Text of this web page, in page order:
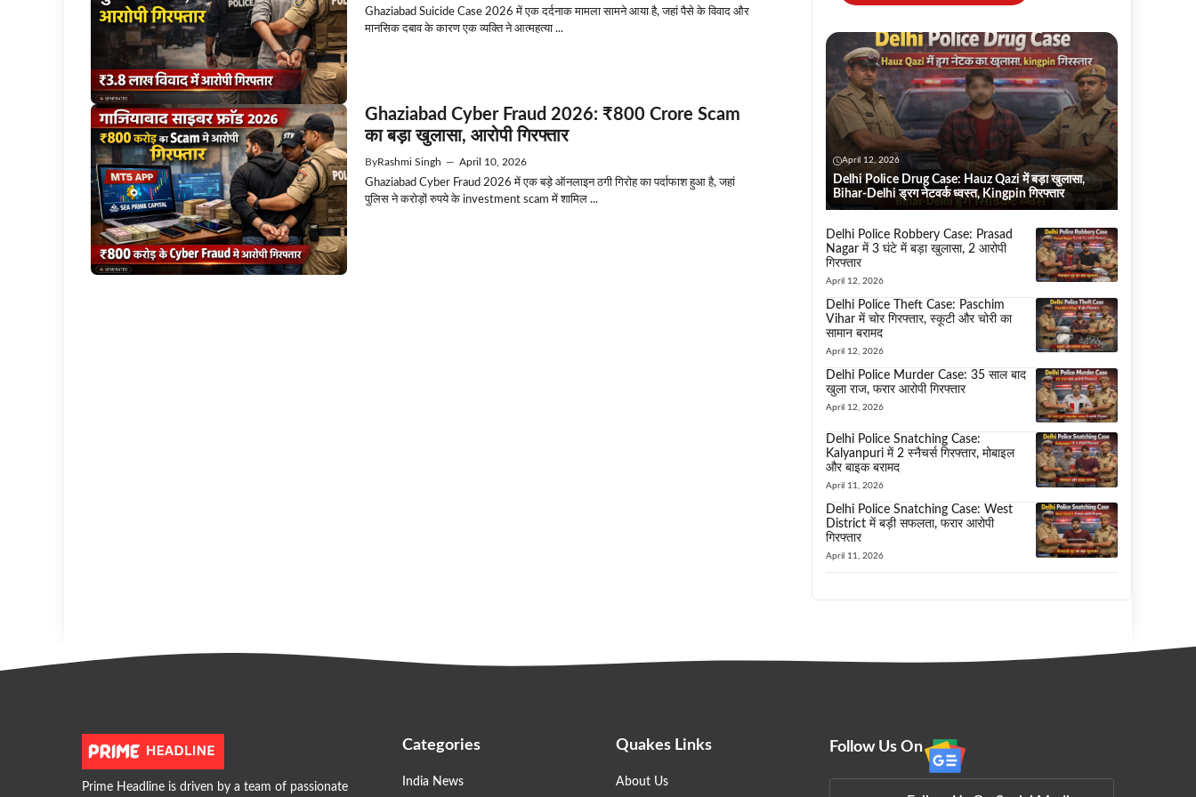
Ghaziabad Suicide Case 2026 में एक दर्दनाक मामला सामने आया है, जहां पैसे के विवाद और
मानसिक दबाव के कारण एक व्यक्ति ने आत्महत्या ...
Ghaziabad Cyber Fraud 2026: ₹800 Crore Scam
का बड़ा खुलासा, आरोपी गिरफ्तार
ByRashmi Singh — April 10, 2026
Ghaziabad Cyber Fraud 2026 में एक बड़े ऑनलाइन ठगी गिरोह का पर्दाफाश हुआ है, जहां
पुलिस ने करोड़ों रुपये के investment scam में शामिल ...
April 12, 2026
Delhi Police Drug Case: Hauz Qazi में बड़ा खुलासा,
Bihar-Delhi ड्रग नेटवर्क ध्वस्त, Kingpin गिरफ्तार
Delhi Police Robbery Case: Prasad
Nagar में 3 घंटे में बड़ा खुलासा, 2 आरोपी
गिरफ्तार
April 12, 2026
Delhi Police Theft Case: Paschim
Vihar में चोर गिरफ्तार, स्कूटी और चोरी का
सामान बरामद
April 12, 2026
Delhi Police Murder Case: 35 साल बाद
खुला राज, फरार आरोपी गिरफ्तार
April 12, 2026
Delhi Police Snatching Case:
Kalyanpuri में 2 स्नैचर्स गिरफ्तार, मोबाइल
और बाइक बरामद
April 11, 2026
Delhi Police Snatching Case: West
District में बड़ी सफलता, फरार आरोपी
गिरफ्तार
April 11, 2026
Prime Headline is driven by a team of passionate
Categories
India News
Quakes Links
About Us
Follow Us On